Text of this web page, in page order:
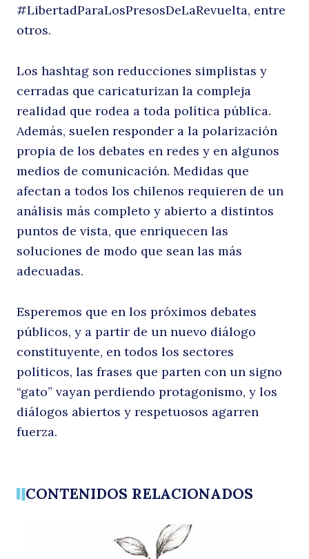
#LibertadParaLosPresosDeLaRevuelta, entre
otros.
Los hashtag son reducciones simplistas y
cerradas que caricaturizan la compleja
realidad que rodea a toda política pública.
Además, suelen responder a la polarización
propia de los debates en redes y en algunos
medios de comunicación. Medidas que
afectan a todos los chilenos requieren de un
análisis más completo y abierto a distintos
puntos de vista, que enriquecen las
soluciones de modo que sean las más
adecuadas.
Esperemos que en los próximos debates
públicos, y a partir de un nuevo diálogo
constituyente, en todos los sectores
políticos, las frases que parten con un signo
“gato” vayan perdiendo protagonismo, y los
diálogos abiertos y respetuosos agarren
fuerza.
CONTENIDOS RELACIONADOS
COLUMNAS DE OPINIÓN